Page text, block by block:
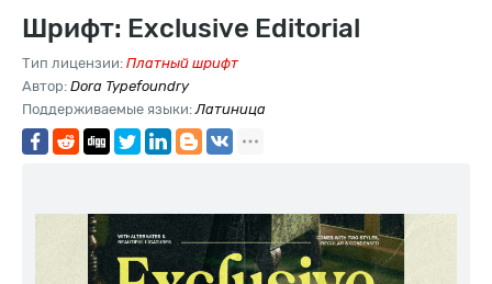
Шрифт: Exclusive Editorial
Тип лицензии: Платный шрифт
Автор: Dora Typefoundry
Поддерживаемые языки:Латиница